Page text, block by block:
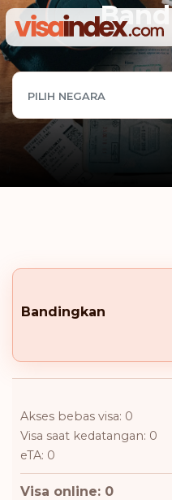
PILIH NEGARA
Bandingkan
Akses bebas visa: 0
Visa saat kedatangan: 0
eTA: 0
Visa online: 0